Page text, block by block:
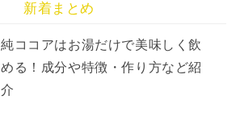
新着まとめ
純ココアはお湯だけで美味しく飲
める！成分や特徴・作り方など紹
介